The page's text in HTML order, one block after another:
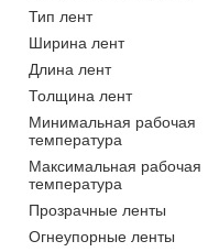
Тип лент
Ширина лент
Длина лент
Толщина лент
Минимальная рабочая
температура
Максимальная рабочая
температура
Прозрачные ленты
Огнеупорные ленты